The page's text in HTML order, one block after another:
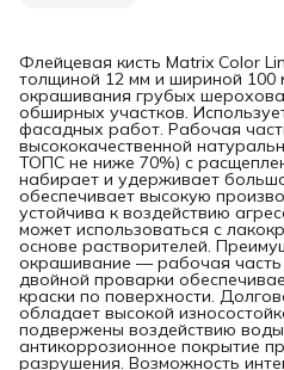
Флейцевая кисть Matrix Color
толщиной 12 мм и шириной 100
окрашивания грубых
обширных участков.
фасадных работ. Рабочая
высококачественной
ТОПС не ниже 70%) с
набирает и удерживает
обеспечивает высокую
устойчива к воздействию
может использоваться с
основе растворителей.
окрашивание — рабочая
двойной проварки
краски по поверхности.
обладает высокой
подвержены воздействию
антикоррозионное покрытие
разрушения. Возможность